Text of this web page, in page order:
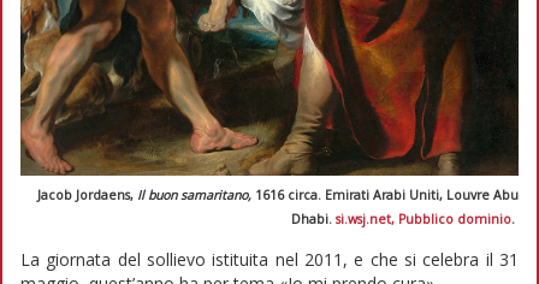
Jacob Jordaens, Il buon samaritano, 1616 circa. Emirati Arabi Uniti, Louvre Abu
Dhabi. si.wsj.net, Pubblico dominio.
La giornata del sollievo istituita nel 2011, e che si celebra il 31